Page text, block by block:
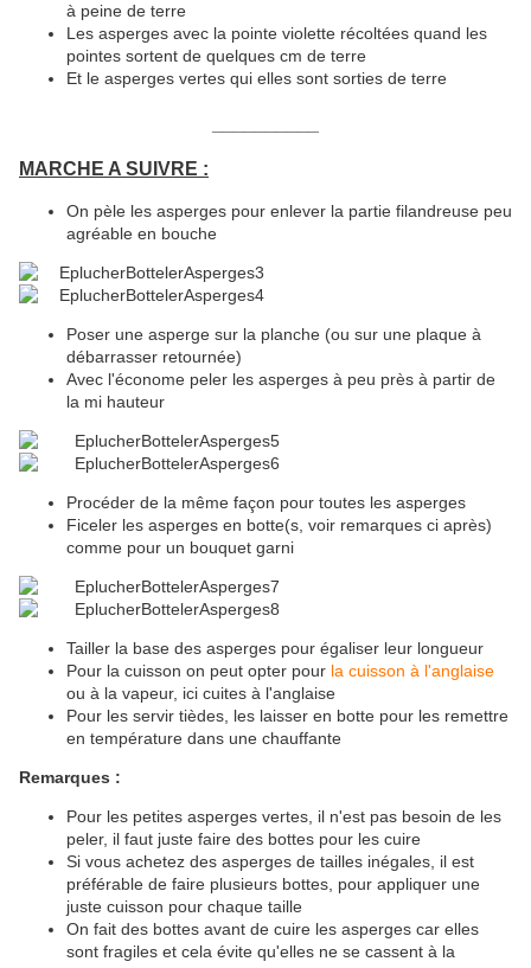
à peine de terre
Les asperges avec la pointe violette récoltées quand les
pointes sortent de quelques cm de terre
Et le asperges vertes qui elles sont sorties de terre
MARCHE A SUIVRE :
On pèle les asperges pour enlever la partie filandreuse peu
agréable en bouche
Poser une asperge sur la planche (ou sur une plaque à
débarrasser retournée)
Avec l'économe peler les asperges à peu près à partir de
la mi hauteur
Procéder de la même façon pour toutes les asperges
Ficeler les asperges en botte(s, voir remarques ci après)
comme pour un bouquet garni
Tailler la base des asperges pour égaliser leur longueur
Pour la cuisson on peut opter pour la cuisson à l'anglaise
ou à la vapeur, ici cuites à l'anglaise
Pour les servir tièdes, les laisser en botte pour les remettre
en température dans une chauffante
Remarques :
Pour les petites asperges vertes, il n'est pas besoin de les
peler, il faut juste faire des bottes pour les cuire
Si vous achetez des asperges de tailles inégales, il est
préférable de faire plusieurs bottes, pour appliquer une
juste cuisson pour chaque taille
On fait des bottes avant de cuire les asperges car elles
sont fragiles et cela évite qu'elles ne se cassent à la